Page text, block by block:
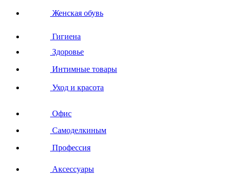
Женская обувь
Гигиена
Здоровье
Интимные товары
Уход и красота
Офис
Самоделкиным
Профессия
Аксессуары